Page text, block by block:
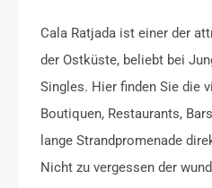
Cala Ratjada ist einer der
der Ostküste, beliebt bei
Singles. Hier finden Sie die
Boutiquen, Restaurants,
lange Strandpromenade
Nicht zu vergessen der